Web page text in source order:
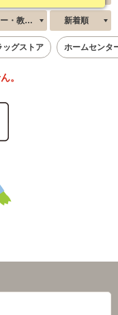
・教習所 新着順
ッグストア ホームセンタ
。